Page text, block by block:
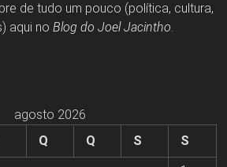
de tudo um pouco (política, cultura,
aqui no Blog do Joel Jacintho.
agosto 2026
Q Q S
S